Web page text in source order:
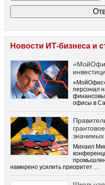
Новости ИТ-бизнеса и
«МойОфис»
персонал
офисы в
Михаил
намерено усилить приоритет …